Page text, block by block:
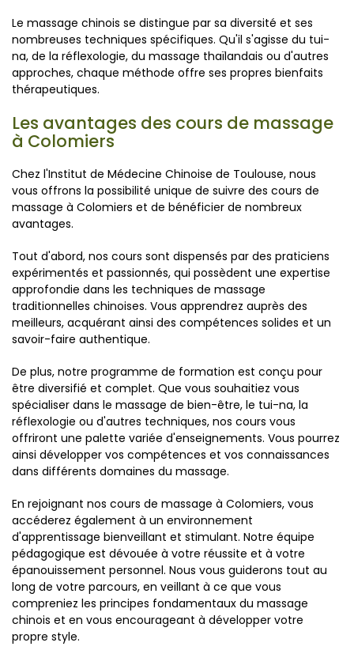
Le massage chinois se distingue par sa diversité et ses
nombreuses techniques spécifiques. Qu'il s'agisse du tui-
na, de la réflexologie, du massage thaïlandais ou d'autres
approches, chaque méthode offre ses propres bienfaits
thérapeutiques.
Les avantages des cours de massage
à Colomiers
Chez l'Institut de Médecine Chinoise de Toulouse, nous
vous offrons la possibilité unique de suivre des cours de
massage à Colomiers et de bénéficier de nombreux
avantages.
Tout d'abord, nos cours sont dispensés par des praticiens
expérimentés et passionnés, qui possèdent une expertise
approfondie dans les techniques de massage
traditionnelles chinoises. Vous apprendrez auprès des
meilleurs, acquérant ainsi des compétences solides et un
savoir-faire authentique.
De plus, notre programme de formation est conçu pour
être diversifié et complet. Que vous souhaitiez vous
spécialiser dans le massage de bien-être, le tui-na, la
réflexologie ou d'autres techniques, nos cours vous
offriront une palette variée d'enseignements. Vous pourrez
ainsi développer vos compétences et vos connaissances
dans différents domaines du massage.
En rejoignant nos cours de massage à Colomiers, vous
accéderez également à un environnement
d'apprentissage bienveillant et stimulant. Notre équipe
pédagogique est dévouée à votre réussite et à votre
épanouissement personnel. Nous vous guiderons tout au
long de votre parcours, en veillant à ce que vous
compreniez les principes fondamentaux du massage
chinois et en vous encourageant à développer votre
propre style.